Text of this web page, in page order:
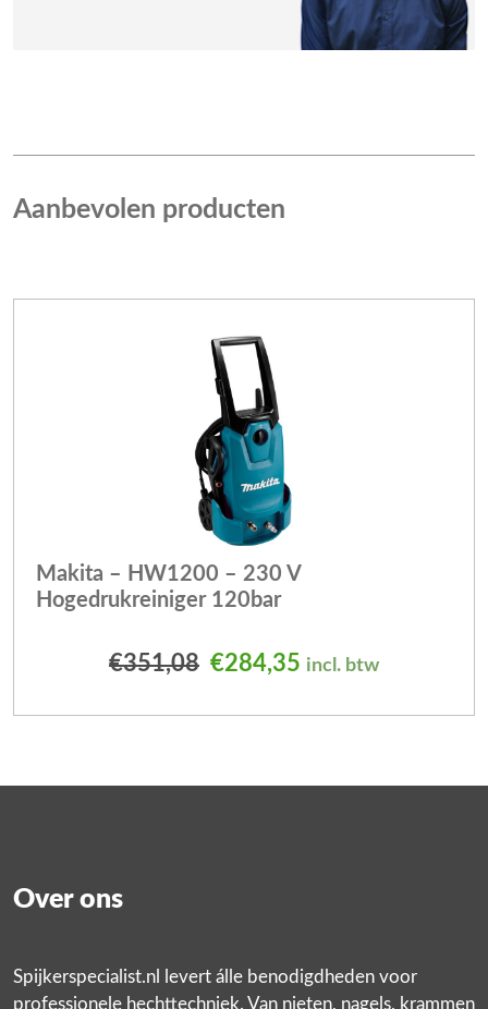
Aanbevolen producten
Makita – HW1200 – 230 V
Hogedrukreiniger 120bar
€351,08 Oorspronkelijke prijs
€284,35 Huidige prijs is:
incl. btw
Over ons
Spijkerspecialist.nl levert álle benodigdheden voor
professionele hechttechniek. Van nieten, nagels, krammen